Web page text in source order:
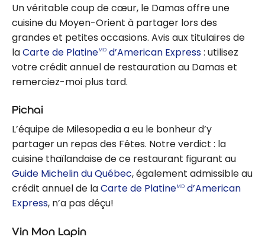
Un véritable coup de cœur, le Damas offre une
cuisine du Moyen-Orient à partager lors des
grandes et petites occasions. Avis aux titulaires de
laCarte de PlatineMD d’American Express: utilisez
votre crédit annuel de restauration au Damas et
remerciez-moi plus tard.
Pichai
L’équipe de Milesopedia a eu le bonheur d’y
partager un repas des Fêtes. Notre verdict : la
cuisine thaïlandaise de ce restaurant figurant au
Guide Michelin du Québec, également admissible au
crédit annuel de laCarte de PlatineMD d’American
Express, n’a pas déçu!
Vin Mon Lapin